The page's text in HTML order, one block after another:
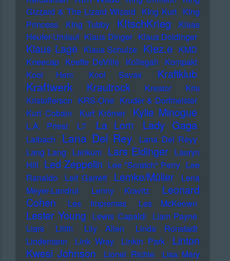
Gizzard & The Lizard Wizard KIng Kurt KIng
Princess
KIng Tubby KItschKrieg
Klaas
Heufer-Umlauf Klaus Dinger Klaus Doldinger
Klaus Lage Klaus Schulze Klez.e KMD
Kneecap Koefte DeVille Kollegah Kompakt
Kool Herc
Kool Savas Kraftklub
Kraftwerk Krautrock Kreator
Kris
Kristofferson KRS-One Kruder & Dorfmeister
Kurt Cobain
Kurt Krömer Kylie Minogue
L.A. Priest L7 La Lom Lady Gaga
Laibach Lana Del Rey
Lana Del Reyy
Lang Lang Lankum Lars Eidinger Lauryn
Hill Led Zeppelin Lee "Scratch" Perry Lee
Ranaldo
Leif Garrett Lemke/Müller
Lena
Meyer-Landrut
Lenny Kravitz
Leonard
Cohen
Les Impremes Les McKeown
Lester Young Lewis Capaldi Liam Payne
Liars
Lilith Lily Allen
Linda Ronstadt
Lindemann
Link Wray Linkin Park
Linton
Kwesi Johnson
Lionel Richie
Lisa Mary